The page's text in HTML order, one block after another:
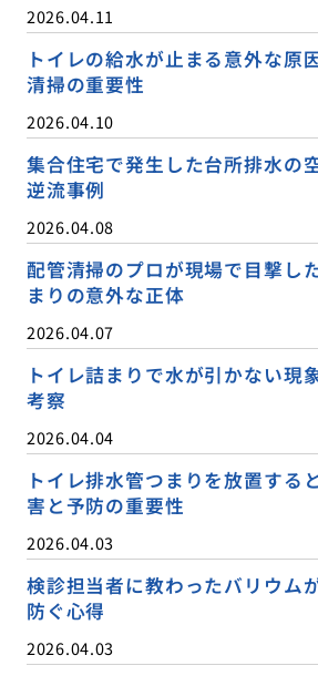
2026.04.11
トイレの給水が止まる意外な原
清掃の重要性
2026.04.10
集合住宅で発生した台所排水の
逆流事例
2026.04.08
配管清掃のプロが現場で目撃し
まりの意外な正体
2026.04.07
トイレ詰まりで水が引かない現
考察
2026.04.04
トイレ排水管つまりを放置する
害と予防の重要性
2026.04.03
検診担当者に教わったバリウム
防ぐ心得
2026.04.03